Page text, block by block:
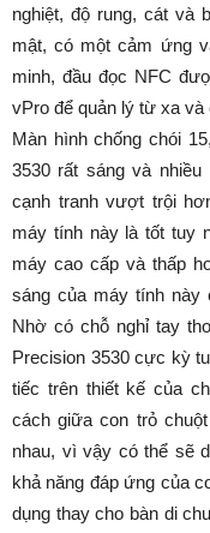
nghiệt, độ rung, cát và
mật, có một cảm ứng
minh, đầu đọc NFC
vPro để quản lý từ xa và
Màn hình chống chói
3530 rất sáng và
cạnh tranh vượt trội
máy tính này là tốt tuy
máy cao cấp và thấp
sáng của máy tính này
Nhờ có chỗ nghỉ tay
Precision 3530 cực kỳ
tiếc trên thiết kế của
cách giữa con trỏ
nhau, vì vậy có thể sẽ
khả năng đáp ứng của
dụng thay cho bàn di